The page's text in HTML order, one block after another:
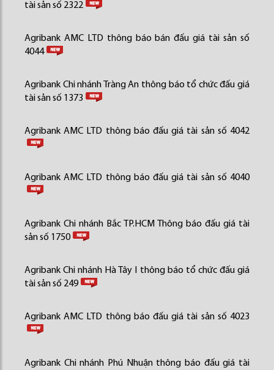
tài sản số 2322
Agribank AMC LTD thông báo bán đấu giá tài sản số
4044
Agribank Chi nhánh Tràng An thông báo tổ chức đấu giá
tài sản số 1373
Agribank AMC LTD thông báo đấu giá tài sản số 4042
Agribank AMC LTD thông báo đấu giá tài sản số 4040
Agribank Chi nhánh Bắc TP.HCM Thông báo đấu giá tài
sản số 1750
Agribank Chi nhánh Hà Tây I thông báo tổ chức đấu giá
tài sản số 249
Agribank AMC LTD thông báo đấu giá tài sản số 4023
Agribank Chi nhánh Phú Nhuận thông báo đấu giá tài